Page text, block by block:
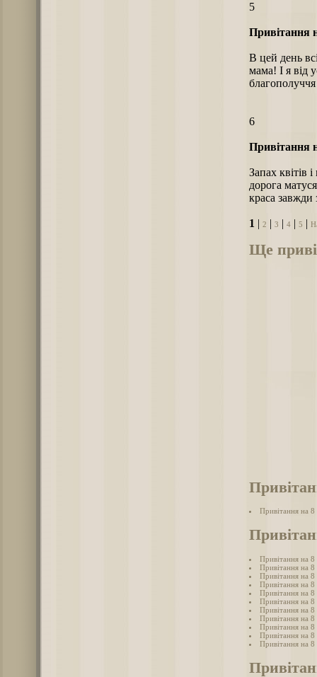
5
Привітання
В цей день
мама! І я від
6
Привітання
Запах квітів
дорога
краса
1 2 3 4 5
Ще
Привітання на 8
Привітання на
Привітання на 8
Привітання на 8
Привітання на 8
Привітання на 8
Привітання на 8
Привітання на 8
Привітання на 8
Привітання на 8
Привітання на 8
Привітання на 8